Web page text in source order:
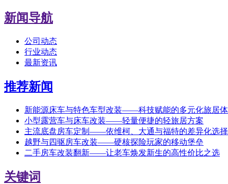
新闻导航
公司动态
行业动态
最新资讯
推荐新闻
新能源床车与特色车型改装——科技赋能的多元化旅居
小型露营车与床车改装——轻量便捷的轻旅居方案
主流底盘房车定制——依维柯、大通与福特的差异化选择
越野与四驱房车改装——硬核探险玩家的移动堡垒
二手房车改装翻新——让老车焕发新生的高性价比之选
关键词